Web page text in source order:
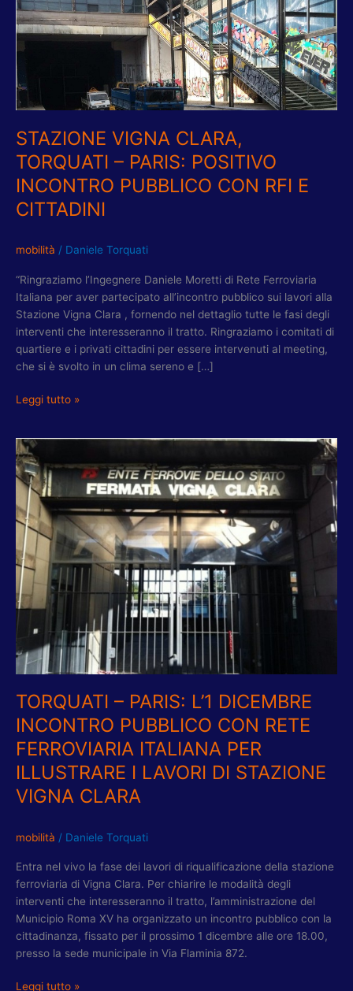
STAZIONE VIGNA CLARA,
TORQUATI – PARIS: POSITIVO
INCONTRO PUBBLICO CON RFI E
CITTADINI
mobilità / Daniele Torquati
“Ringraziamo l’Ingegnere Daniele Moretti di Rete Ferroviaria
Italiana per aver partecipato all’incontro pubblico sui lavori alla
Stazione Vigna Clara , fornendo nel dettaglio tutte le fasi degli
interventi che interesseranno il tratto. Ringraziamo i comitati di
quartiere e i privati cittadini per essere intervenuti al meeting,
che si è svolto in un clima sereno e […]
CLARA,
TORQUATI
POSITIVO
PUBBLICO
CON
RFI
CITTADINI
Leggi tutto »
TORQUATI – PARIS: L’1 DICEMBRE
INCONTRO PUBBLICO CON RETE
FERROVIARIA ITALIANA PER
ILLUSTRARE I LAVORI DI STAZIONE
VIGNA CLARA
mobilità / Daniele Torquati
Entra nel vivo la fase dei lavori di riqualificazione della stazione
ferroviaria di Vigna Clara. Per chiarire le modalità degli
interventi che interesseranno il tratto, l’amministrazione del
Municipio Roma XV ha organizzato un incontro pubblico con la
cittadinanza, fissato per il prossimo 1 dicembre alle ore 18.00,
presso la sede municipale in Via Flaminia 872.
TORQUATI
–
PARIS:
DICEMBRE
INCONTRO
PUBBLICO
CON
RETE
FERROVIARIA
PER
ILLUSTRARE
I
DI
STAZIONE
VIGNA
CLARA
Leggi tutto »